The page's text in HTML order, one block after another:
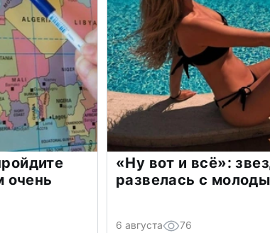
очень
«Ну вот и всё»:
развелась с
6 августа 76